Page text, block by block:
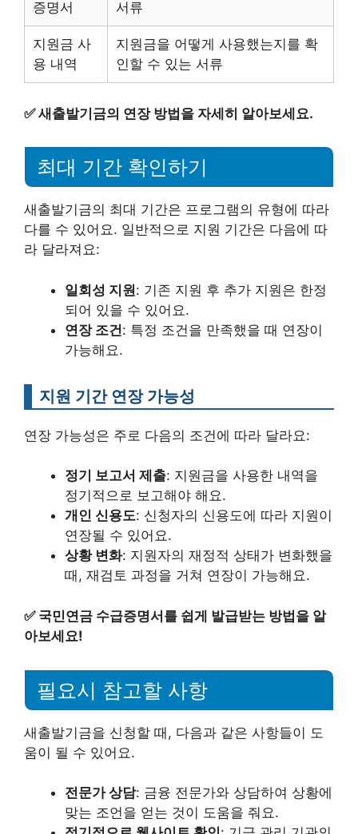
증명서 서류
지원금 사
용 내역
지원금을 어떻게 사용했는지를 확
인할 수 있는 서류
✅새출발기금의 연장 방법을 자세히 알아보세요.
최대 기간 확인하기
새출발기금의 최대 기간은 프로그램의 유형에 따라
다를 수 있어요. 일반적으로 지원 기간은 다음에 따
라 달라져요:
일회성 지원: 기존 지원 후 추가 지원은 한정
되어 있을 수 있어요.
연장 조건: 특정 조건을 만족했을 때 연장이
가능해요.
지원 기간 연장 가능성
연장 가능성은 주로 다음의 조건에 따라 달라요:
정기 보고서 제출: 지원금을 사용한 내역을
정기적으로 보고해야 해요.
개인 신용도: 신청자의 신용도에 따라 지원이
연장될 수 있어요.
상황 변화: 지원자의 재정적 상태가 변화했을
때, 재검토 과정을 거쳐 연장이 가능해요.
✅ 국민연금 수급증명서를 쉽게 발급받는 방법을 알
아보세요!
필요시 참고할 사항
새출발기금을 신청할 때, 다음과 같은 사항들이 도
움이 될 수 있어요.
전문가 상담: 금융 전문가와 상담하여 상황에
맞는 조언을 얻는 것이 도움을 줘요.